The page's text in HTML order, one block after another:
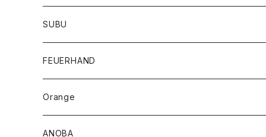
SUBU
FEUERHAND
Orange
ANOBA